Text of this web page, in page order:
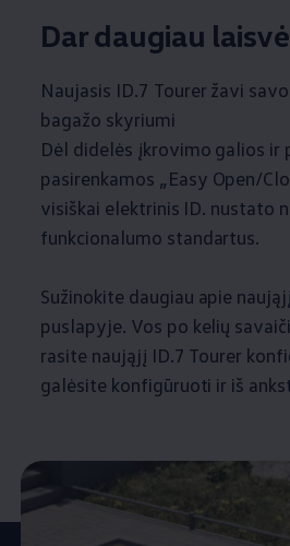
Dar daugiau
Naujasis ID.7 Tourer žavi
bagažo skyriumi
Dėl didelės įkrovimo galios ir
pasirenkamos „Easy Open/
visiškai elektrinis ID. nustato
funkcionalumo standartus.
Sužinokite daugiau apie
puslapyje. Vos po kelių
rasite naująjį ID.7 Tourer
galėsite konfigūruoti ir iš